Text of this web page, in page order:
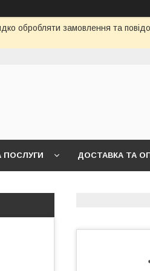
обробляти замовлення та
ПОСЛУГИ ДОСТАВКА ТА